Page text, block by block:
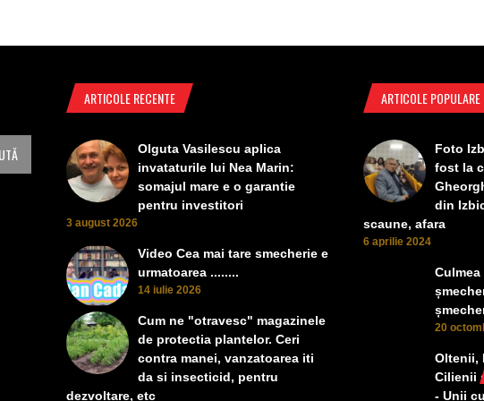
ARTICOLE RECENTE
Olguta Vasilescu aplica
invataturile lui Nea Marin:
somajul mare e o garantie
pentru investitori
3 august 2026
Video Cea mai tare smecherie e
urmatoarea ........
14 iulie 2026
Cum ne "otravesc" magazinele
de protectia plantelor. Ceri
contra manei, vanzatoarea iti
da si insecticid, pentru
dezvoltare, etc
ARTICOLE POPULARE
Foto
fost la
din
scaune, afara
6 aprilie 2024
20
Oltenii,
Cilienii
- Unii